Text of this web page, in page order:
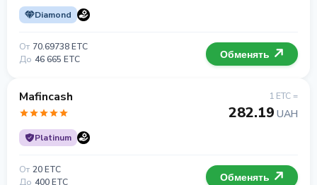
Diamond
От 70.69738 ETC
До 46 665 ETC Обменять
Mafincash
Platinum
1 ETC =
282.19 UAH
От 20 ETC
До 400 ETC Обменять